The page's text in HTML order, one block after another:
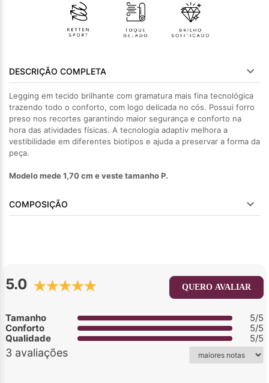
DESCRIÇÃO COMPLETA
Legging em tecido brilhante com gramatura mais fina tecnológica
trazendo todo o conforto, com logo delicada no cós. Possui forro
preso nos recortes garantindo maior segurança e conforto na
hora das atividades físicas. A tecnologia adaptiv melhora a
vestibilidade em diferentes biotipos e ajuda a preservar a forma da
peça.
Modelo mede 1,70 cm e veste tamanho P.
COMPOSIÇÃO
5.0
Tamanho
5/5
Conforto
5/5
Qualidade
5/5
QUERO AVALIAR
3 avaliações